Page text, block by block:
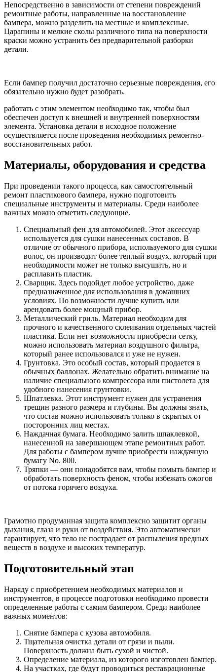
Непосредственно в зависимости от степени повреждений
ремонтные работы, направленные на восстановление
бампера, можно разделить на местные и комплексные.
Царапины и мелкие сколы различного типа на поверхности
краски можно устранить без предварительной разборки
детали.
Если бампер получил достаточно серьезные повреждения, его
обязательно нужно будет разобрать.
работать с этим элементом необходимо так, чтобы был
обеспечен доступ к внешней и внутренней поверхностям
элемента. Установка детали в исходное положение
осуществляется после проведения необходимых ремонтно-
восстановительных работ.
Материалы, оборудования и средства
При проведении такого процесса, как самостоятельный
ремонт пластикового бампера, нужно подготовить
специальные инструменты и материалы. Среди наиболее
важных можно отметить следующие.
Специальный фен для автомобилей. Этот аксессуар
используется для сушки нанесенных составов. В
отличие от обычного прибора, используемого для сушки
волос, он производит более теплый воздух, который при
необходимости может не только высушить, но и
расплавить пластик.
Сварщик. Здесь подойдет любое устройство, даже
предназначенное для использования в домашних
условиях. По возможности лучше купить или
арендовать более мощный прибор.
Металлический гриль. Материал необходим для
прочного и качественного склеивания отдельных частей
пластика. Если нет возможности приобрести сетку,
можно использовать материал воздушного фильтра,
который ранее использовался и уже не нужен.
Грунтовка. Это особый состав, который продается в
обычных баллонах. Желательно обратить внимание на
наличие специального компрессора или пистолета для
удобного нанесения грунтовки.
Шпатлевка. Этот инструмент нужен для устранения
трещин разного размера и глубины. Вы должны знать,
что состав можно использовать только в скрытых от
посторонних лиц местах.
Наждачная бумага. Необходимо залить шпаклевкой,
нанесенной на завершающем этапе ремонтных работ.
Для работы с бампером лучше приобрести наждачную
бумагу No. 800.
Тряпки — они понадобятся вам, чтобы помыть бампер и
обработать поверхность феном, чтобы избежать ожогов
от потока горячего воздуха.
Грамотно продуманная защита комплексно защитит органы
дыхания, глаза и руки от воздействия. Это автоматически
гарантирует, что тело не пострадает от распыления вредных
веществ в воздухе и высоких температур.
Подготовительный этап
Наряду с приобретением необходимых материалов и
инструментов, в процессе подготовки необходимо провести
определенные работы с самим бампером. Среди наиболее
важных моментов:
Снятие бампера с кузова автомобиля.
Тщательная очистка детали от грязи и пыли.
Поверхность должна быть сухой и чистой.
Определение материала, из которого изготовлен бампер.
На участках, где будут проводиться реставрационные